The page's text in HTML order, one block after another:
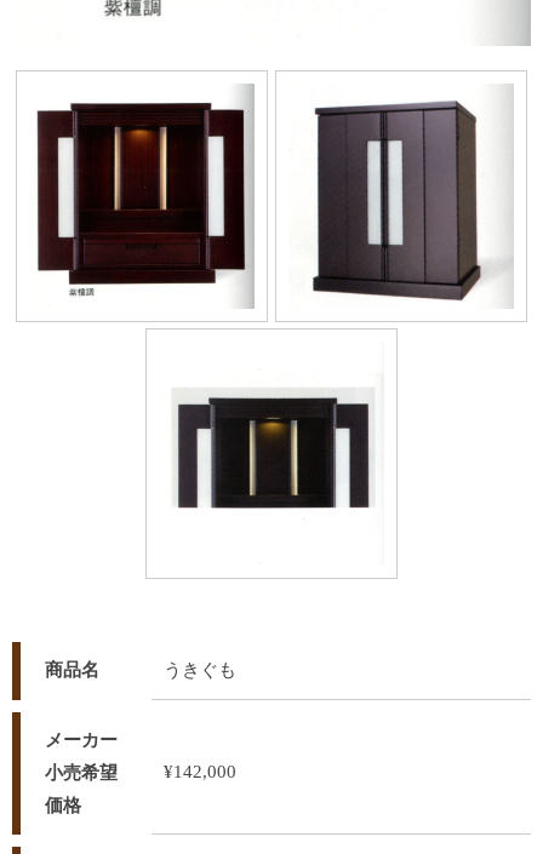
商品名 うきぐも
メーカー
小売希望
価格
¥142,000